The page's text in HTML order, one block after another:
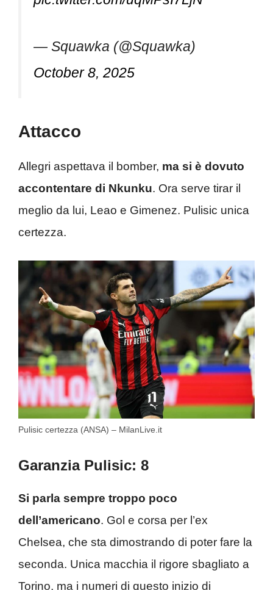
— Squawka (@Squawka)
October 8, 2025
Attacco
Allegri aspettava il bomber, ma si è dovuto
accontentare di Nkunku. Ora serve tirar il
meglio da lui, Leao e Gimenez. Pulisic unica
certezza.
Pulisic certezza (ANSA) – MilanLive.it
Garanzia Pulisic: 8
Si parla sempre troppo poco
dell’americano. Gol e corsa per l’ex
Chelsea, che sta dimostrando di poter fare la
seconda. Unica macchia il rigore sbagliato a
Torino, ma i numeri di questo inizio di